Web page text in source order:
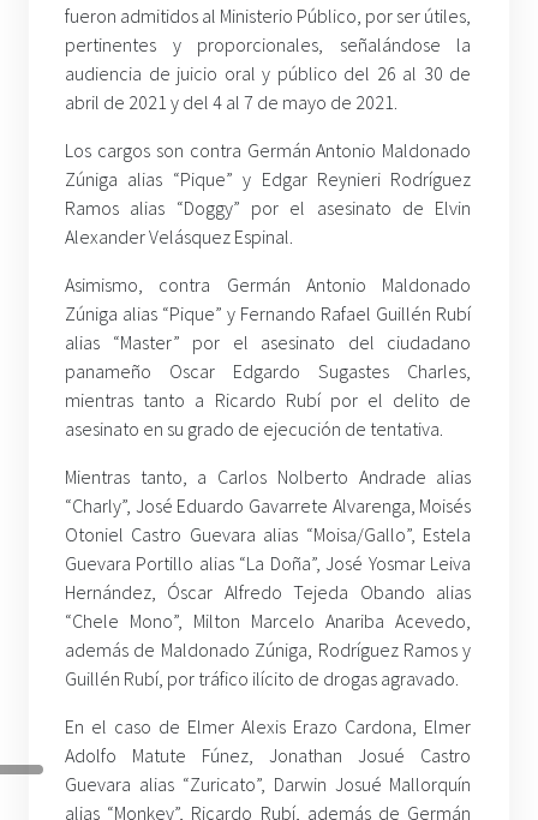
fueron admitidos al Ministerio Público, por ser útiles,
pertinentes y proporcionales, señalándose la
audiencia de juicio oral y público del 26 al 30 de
abril de 2021 y del 4 al 7 de mayo de 2021.
Los cargos son contra Germán Antonio Maldonado
Zúniga alias “Pique” y Edgar Reynieri Rodríguez
Ramos alias “Doggy” por el asesinato de Elvin
Alexander Velásquez Espinal.
Asimismo, contra Germán Antonio Maldonado
Zúniga alias “Pique” y Fernando Rafael Guillén Rubí
alias “Master” por el asesinato del ciudadano
panameño Oscar Edgardo Sugastes Charles,
mientras tanto a Ricardo Rubí por el delito de
asesinato en su grado de ejecución de tentativa.
Mientras tanto, a Carlos Nolberto Andrade alias
“Charly”, José Eduardo Gavarrete Alvarenga, Moisés
Otoniel Castro Guevara alias “Moisa/Gallo”, Estela
Guevara Portillo alias “La Doña”, José Yosmar Leiva
Hernández, Óscar Alfredo Tejeda Obando alias
“Chele Mono”, Milton Marcelo Anariba Acevedo,
además de Maldonado Zúniga, Rodríguez Ramos y
Guillén Rubí, por tráfico ilícito de drogas agravado.
En el caso de Elmer Alexis Erazo Cardona, Elmer
Adolfo Matute Fúnez, Jonathan Josué Castro
Guevara alias “Zuricato”, Darwin Josué Mallorquín
alias “Monkey”, Ricardo Rubí, además de Germán